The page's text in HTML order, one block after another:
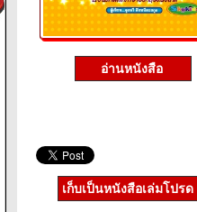
อ่านหนังสือ
เก็บเป็นหนังสือเล่มโปรด